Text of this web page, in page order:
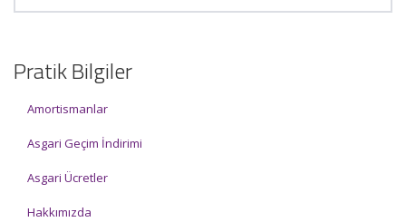
Pratik Bilgiler
Amortismanlar
Asgari Geçim İndirimi
Asgari Ücretler
Hakkımızda